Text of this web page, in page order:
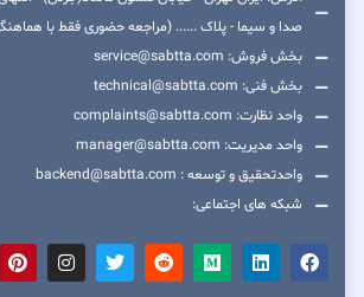
صدا و سیما - پلاک ...... (مراجعه حضوری فقط با
بخش فروش: service@sabtta.com
بخش فنی: technical@sabtta.com
واحد نظارت: complaints@sabtta.com
واحد مدیریت: manager@sabtta.com
واحدتحقیق و توسعه : backend@sabtta.com
شبکه های اجتماعی: